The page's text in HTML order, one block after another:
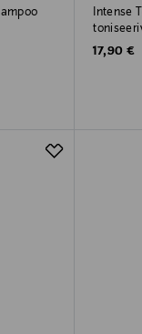
Intense
Original
17,90 €